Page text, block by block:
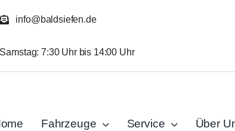
info@baldsiefen.de
7:30 Uhr bis 14:00 Uhr
Fahrzeuge Service Über